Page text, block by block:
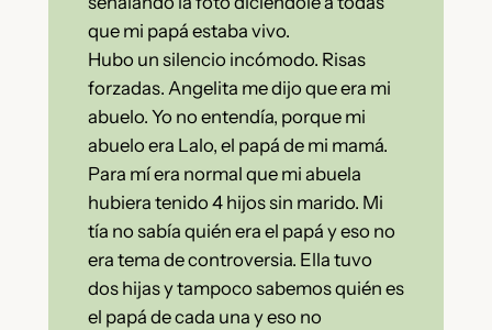
que mi papá estaba vivo.
Hubo un silencio incómodo. Risas
forzadas. Angelita me dijo que era mi
abuelo. Yo no entendía, porque mi
abuelo era Lalo, el papá de mi mamá.
Para mí era normal que mi abuela
hubiera tenido 4 hijos sin marido. Mi
tía no sabía quién era el papá y eso no
era tema de controversia. Ella tuvo
dos hijas y tampoco sabemos quién es
el papá de cada una y eso no